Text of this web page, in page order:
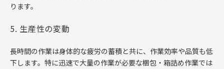
ります。
5. 生産性の変動
長時間の作業は身体的な疲労の蓄積と共に、作業効率や品質も低
下します。特に迅速で大量の作業が必要な梱包・箱詰め作業では